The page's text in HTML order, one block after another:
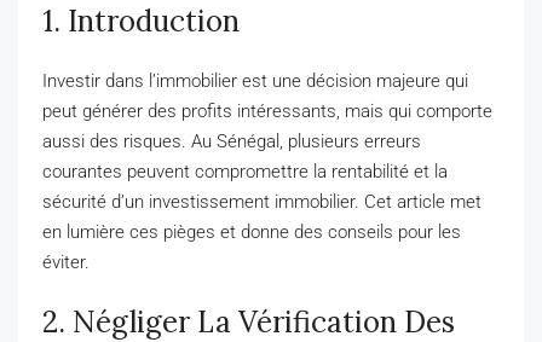
1. Introduction
Investir dans l’immobilier est une décision majeure qui
peut générer des profits intéressants, mais qui comporte
aussi des risques. Au Sénégal, plusieurs erreurs
courantes peuvent compromettre la rentabilité et la
sécurité d’un investissement immobilier. Cet article met
en lumière ces pièges et donne des conseils pour les
éviter.
2. Négliger La Vérification Des